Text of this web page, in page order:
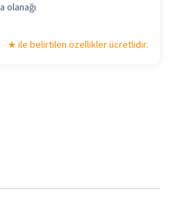
olanağı
ile belirtilen özellikler ücretlidir.